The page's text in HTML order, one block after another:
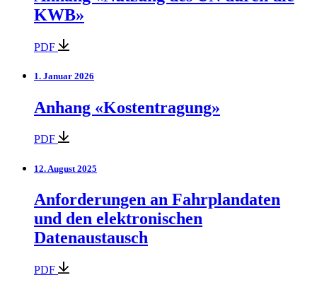
KWB»
PDF
1. Januar 2026
Anhang «Kostentragung»
PDF
12. August 2025
Anforderungen an Fahrplandaten
und den elektronischen
Datenaustausch
PDF